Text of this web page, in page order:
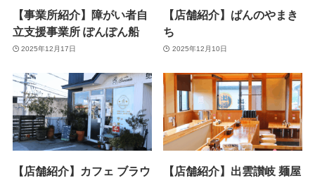
【事業所紹介】障がい者自
立支援事業所 ぽんぽん船
2025年12月17日
【店舗紹介】ぱんのやまき
ち
2025年12月10日
【店舗紹介】カフェ ブラウ
【店舗紹介】出雲讃岐 麺屋